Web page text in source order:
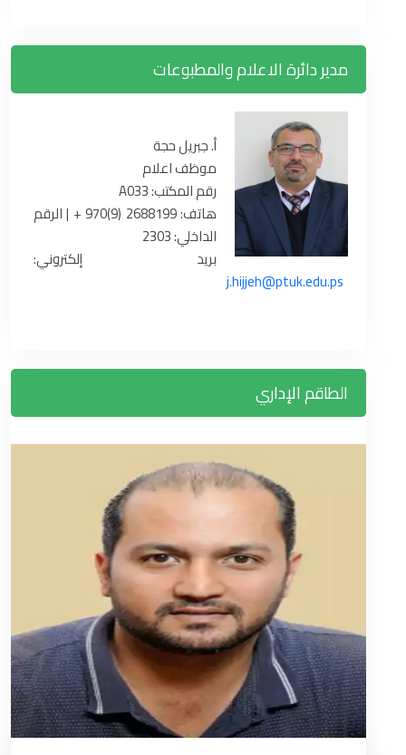
مدير دائرة الاعلام والمطبوعات
أ. جبريل حجة
موظف اعلام
رقم المكتب: A033
هاتف: 2688199 (9)970 + | الرقم
الداخلي: 2303
بريد إلكتروني:
j.hijjeh@ptuk.edu.ps
الطاقم الإداري